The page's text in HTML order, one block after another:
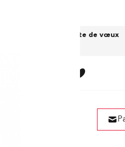
Liste de vœux